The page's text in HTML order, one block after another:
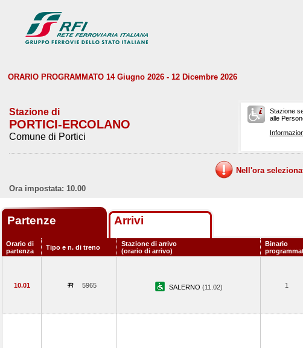
ORARIO PROGRAMMATO 14 Giugno 2026 - 12 Dicembre 2026
Stazione di
PORTICI-ERCOLANO
Comune di Portici
Stazione
alle
Nell'ora
Ora impostata: 10.00
Partenze Arrivi
Orario di
partenza
Tipo e n. di treno
Stazione di arrivo
(orario di arrivo)
Binario
10.01 5965 SALERNO (11.02) 1